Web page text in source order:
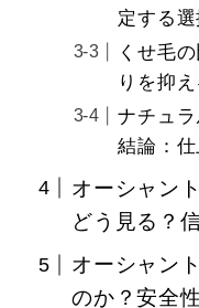
定する選
くせ毛
りを抑
ナチュ
結論：
オーシャン
どう見る？
オーシャン
のか？安全